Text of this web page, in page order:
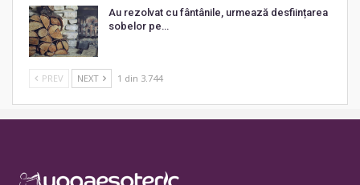
Au rezolvat cu fântânile, urmează desființarea
sobelor pe…
PREV NEXT 1 din 3.744